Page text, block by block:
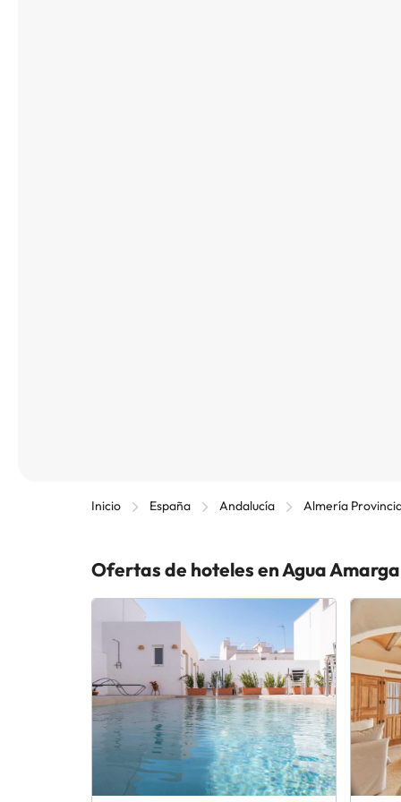
Inicio España Andalucía Almería
Ofertas de hoteles en Agua Amarga